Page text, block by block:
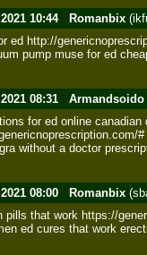
10:44 Romanbix
ed http://
pump muse for ed
08:31 Armandsoido
for ed online
without a doctor
08:00 Romanbix
pills that work https://
ed cures that work